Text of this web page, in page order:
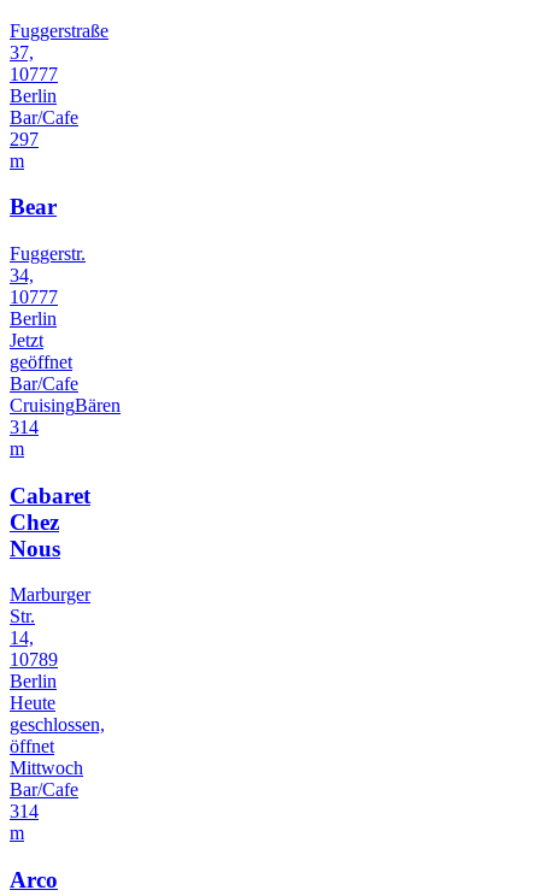
Fuggerstraße
37,
10777
Berlin
Bar/Cafe
297
m
Bear
Fuggerstr.
34,
10777
Berlin
Jetzt
geöffnet
Bar/Cafe
CruisingBären
314
m
Cabaret
Chez
Nous
Marburger
Str.
14,
10789
Berlin
Heute
geschlossen,
öffnet
Mittwoch
Bar/Cafe
314
m
Arco